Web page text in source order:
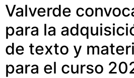
Valverde
para la
de texto y
para el curso